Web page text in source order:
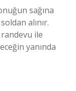
sağına
alınır.
ile
yanında